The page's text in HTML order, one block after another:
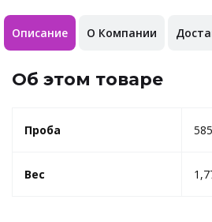
Описание О Компании
Об этом товаре
Проба 585
Вес